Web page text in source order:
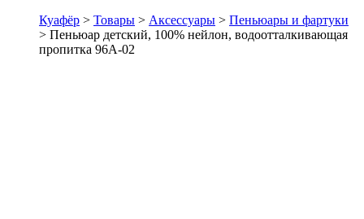
Куафёр > Товары > Аксессуары > Пеньюары и фартуки
> Пеньюар детский, 100% нейлон, водоотталкивающая
пропитка 96А-02